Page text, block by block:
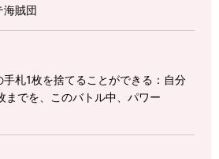
海賊団
手札1枚を捨てることができる：自分
までを、このバトル中、パワー